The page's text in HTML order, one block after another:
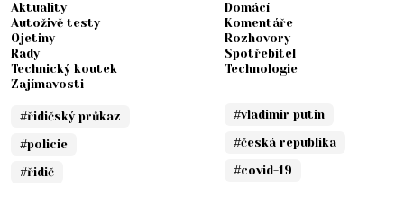
Aktuality
Autoživě testy
Ojetiny
Rady
Technický koutek
Zajímavosti
#řidičský průkaz
#policie
#řidič
Domácí
Komentáře
Rozhovory
Spotřebitel
Technologie
#vladimir putin
#česká republika
#covid-19